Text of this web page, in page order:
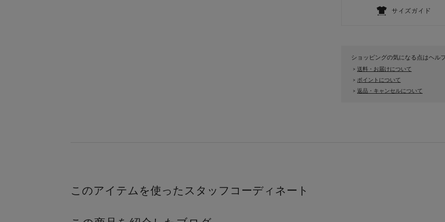
ショッピングの気になる点はヘル
> 送料・お届けについて
> ポイントについて
> 返品・キャンセルについて